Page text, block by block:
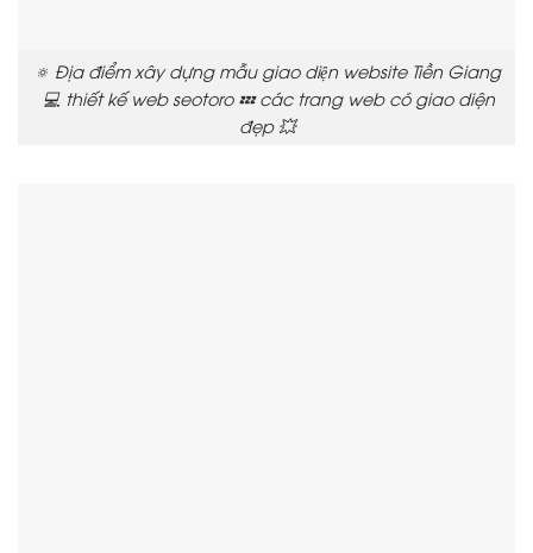
🔅 Địa điểm xây dựng mẫu giao diện website Tiền Giang
💻 thiết kế web seotoro 💤 các trang web có giao diện
đẹp 💥